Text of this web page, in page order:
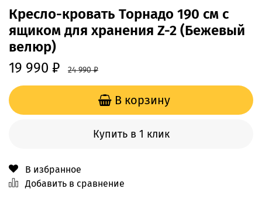
Кресло-кровать Торнадо 190 см с
ящиком для хранения Z-2 (Бежевый
велюр)
19 990 ₽
24 990 ₽
В корзину
Купить в 1 клик
В избранное
Добавить в сравнение